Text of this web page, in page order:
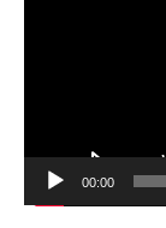
00:00